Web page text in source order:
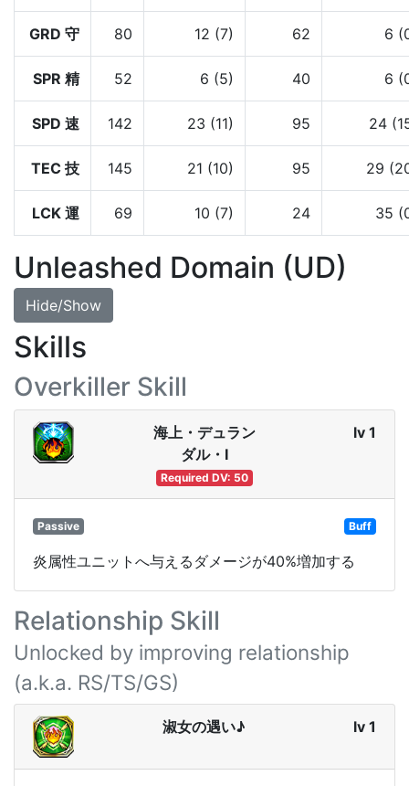
GRD 守 80 12 (7) 62 6
SPR 精 52 6 (5) 40 6
SPD 速 142 23 (11) 95 24
TEC 技 145 21 (10) 95 29
LCK 運 69 10 (7) 24 35
Unleashed Domain (UD)
Hide/Show
Skills
Overkiller Skill
海上・デュラン
ダル・Ⅰ
Required DV: 50
lv 1
Passive Buff
炎属性ユニットへ与えるダメージが40%増加する
Relationship Skill
Unlocked by improving relationship
(a.k.a. RS/TS/GS)
淑女の遇い♪ lv 1